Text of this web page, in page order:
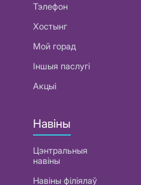
Тэлефон
Хостынг
Мой горад
Іншыя паслугі
Акцыі
Навіны
Цэнтральныя
навіны
Навіны філіялаў